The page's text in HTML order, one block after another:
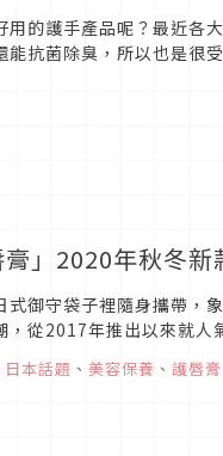
的護手產品呢？最近各
抗菌除臭，所以也是很
」2020年秋冬新
御守袋子裡隨身攜帶，
從2017年推出以來就
日本話題 、 美容保養 、 護唇膏